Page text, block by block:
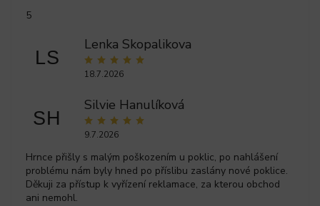
5
LS
Lenka Skopalikova
18.7.2026
SH
Silvie Hanulíková
9.7.2026
Hrnce přišly s malým poškozením u poklic, po nahlášení
problému nám byly hned po příslibu zaslány nové poklice.
Děkuji za přístup k vyřízení reklamace, za kterou obchod
ani nemohl.